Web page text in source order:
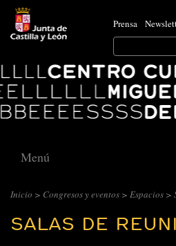
Prensa
Search
for:
Ok
Centro
Cultural
Miguel
Delibes
Menú
Inicio > Congresos y eventos > Espacios >
SALAS DE